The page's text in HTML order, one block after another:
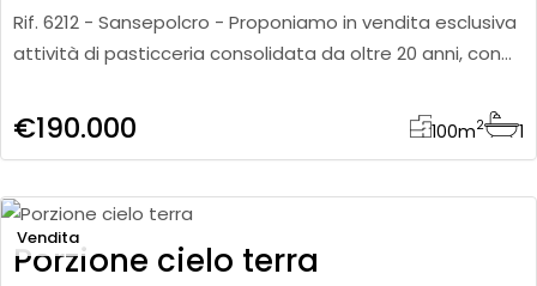
Rif. 6212 - Sansepolcro - Proponiamo in vendita esclusiva
attività di pasticceria consolidata da oltre 20 anni, con
attre
€190.000 100m2 1
Vendita
Porzione cielo terra